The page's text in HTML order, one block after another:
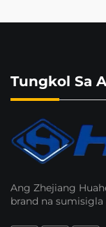
Tungkol Sa
Ang Zhejiang
brand na